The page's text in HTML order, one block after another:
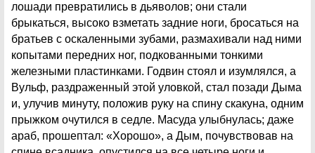
лошади превратились в дьяволов; они стали
брыкаться, высоко взметать задние ноги, бросаться на
братьев с оскаленными зубами, размахивали над ними
копытами передних ног, подкованными тонкими
железными пластинками. Годвин стоял и изумлялся, а
Вульф, раздраженный этой уловкой, стал позади Дыма
и, улучив минуту, положив руку на спину скакуна, одним
прыжком очутился в седле. Масуда улыбнулась; даже
араб, прошептал: «Хорошо», а Дым, почувствовав на